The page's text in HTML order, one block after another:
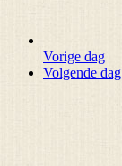
Vorige dag
Volgende dag